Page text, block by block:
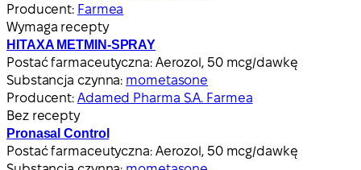
Producent: Farmea
Wymaga recepty
HITAXA METMIN-SPRAY
Postać farmaceutyczna: Aerozol, 50 mcg/dawkę
Substancja czynna: mometasone
Producent: Adamed Pharma S.A. Farmea
Bez recepty
Pronasal Control
Postać farmaceutyczna: Aerozol, 50 mcg/dawkę